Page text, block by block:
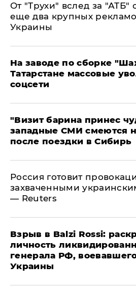
От "Трухи" вслед за "АТБ"
еще два крупных
Украины
На заводе по сборке
Татарстане массовые
соцсети
"Визит барина принес
западные СМИ смеются
после поездки в Сибирь
​Россия готовит
захваченными
— Reuters
​Взрыв в Balzi Rossi:
личность
генерала РФ,
Украины